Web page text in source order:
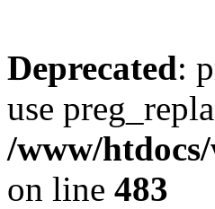
Deprecated:
use
/www/
on line 483